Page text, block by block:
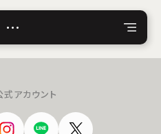
…
アカウント